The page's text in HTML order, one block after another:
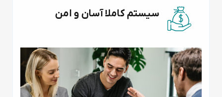
سیستم کاملا آسان و امن